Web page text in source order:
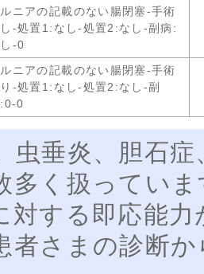
ニアの記載のない腸閉塞-手術
-処置1:なし-処置2:なし-副病:
-0
ニアの記載のない腸閉塞-手術
-処置1:なし-処置2:なし-副
0
虫垂炎、胆石
多く扱ってい
対する即応能
者さまの診断